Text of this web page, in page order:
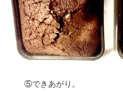
⑤できあがり。